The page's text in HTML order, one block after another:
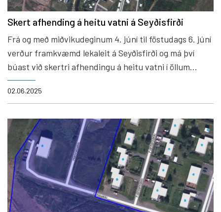
Skert afhending á heitu vatni á Seyðisfirði
02.06.2025
Frá og með miðvikudeginum 4. júní til föstudags 6. júní
verður framkvæmd lekaleit á Seyðisfirði og má því
búast við skertri afhendingu á heitu vatni í öllum
bænum yfir þann tíma.